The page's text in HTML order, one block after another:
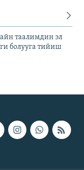
таалимдин эл
болууга тийиш